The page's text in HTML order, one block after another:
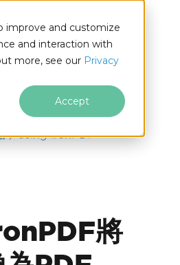
improve and customize
and interaction with
more, see our Privacy
Accept
using IronPDF
將